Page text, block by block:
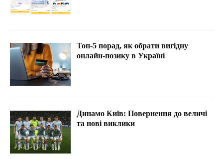
Топ-5 порад, як обрати вигідну
онлайн-позику в Україні
Динамо Київ: Повернення до величі
та нові виклики